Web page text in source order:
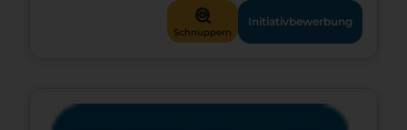
mystery
Schnuppern
Initiativbewerbung